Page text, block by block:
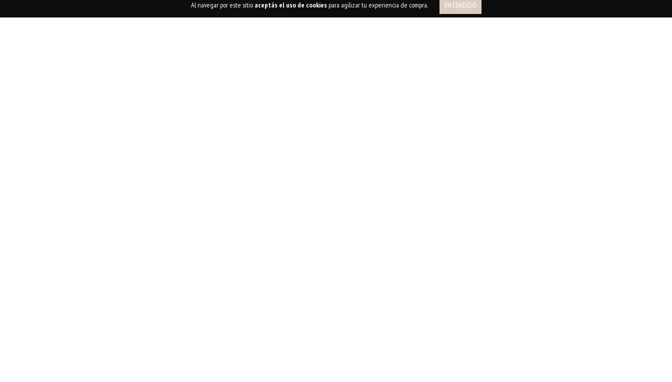
Al navegar por este sitio aceptás el uso de cookiespara agilizar tu experiencia de compra. ENTENDIDO